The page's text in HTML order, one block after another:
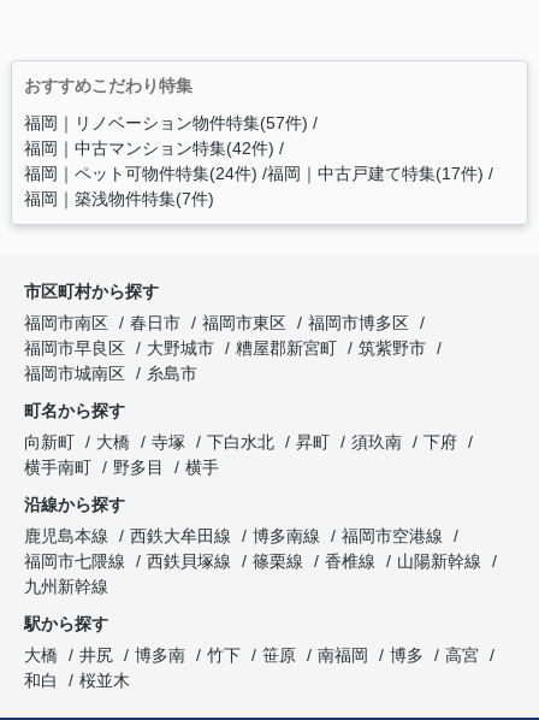
おすすめこだわり特集
福岡｜リノベーション物件特集(57件)
福岡｜中古マンション特集(42件)
福岡｜ペット可物件特集(24件) 福岡｜中古戸建て特集(17件)
福岡｜築浅物件特集(7件)
市区町村から探す
福岡市南区
春日市 福岡市東区
福岡市博多区
福岡市早良区
大野城市 糟屋郡新宮町
筑紫野市
福岡市城南区
糸島市
町名から探す
向新町
大橋 寺塚 下白水北 昇町 須玖南
下府
横手南町
野多目
横手
沿線から探す
鹿児島本線
西鉄大牟田線 博多南線
福岡市空港線
福岡市七隈線
西鉄貝塚線 篠栗線 香椎線
山陽新幹線
九州新幹線
駅から探す
大橋
井尻 博多南 竹下 笹原 南福岡 博多
高宮
和白
桜並木